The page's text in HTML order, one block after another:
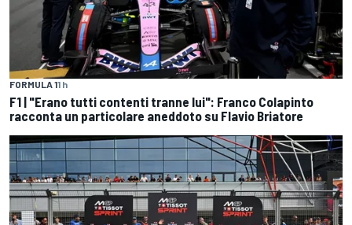
FORMULA 11 h
F1 | "Erano tutti contenti tranne lui": Franco Colapinto
racconta un particolare aneddoto su Flavio Briatore